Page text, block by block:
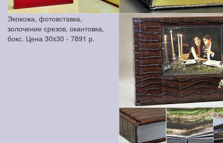
Экокожа, фотовставка,
золочение срезов, окантовка,
бокс. Цена 30x30 - 7891 р.